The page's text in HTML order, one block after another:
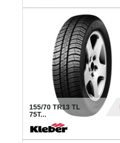
155/70 TR13 TL
75T...